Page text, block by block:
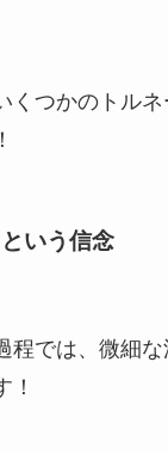
くつかのトル
いう信念
程では、微細
！